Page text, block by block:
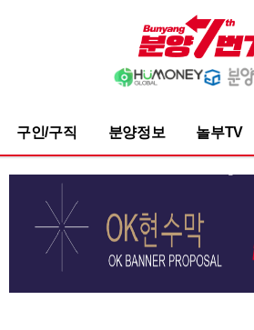
구인/구직 분양정보 놀부TV